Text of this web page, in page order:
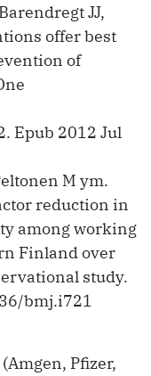
JJ,
offer best
of
Epub 2012 Jul
M ym.
­reduction in
among working
Finland over
study.
bmj.i721
Pfizer,